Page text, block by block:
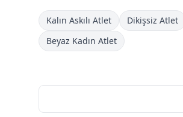
Kalın Askılı Atlet Dikişsiz Atlet
Beyaz Kadın Atlet